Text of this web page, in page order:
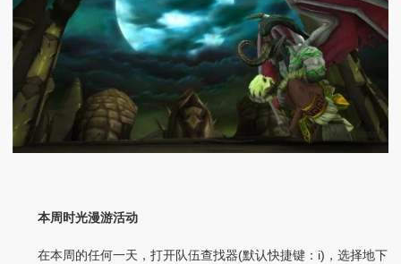
本周时光漫游活动
在本周的任何一天，打开队伍查找器(默认快捷键：i)，选择地下